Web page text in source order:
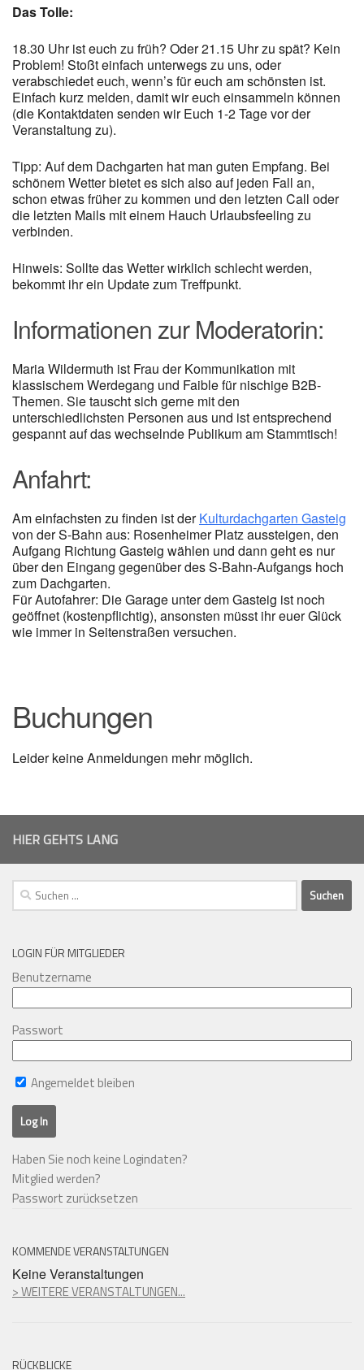
Das Tolle:
18.30 Uhr ist euch zu früh? Oder 21.15 Uhr zu spät? Kein
Problem! Stoßt einfach unterwegs zu uns, oder
verabschiedet euch, wenn’s für euch am schönsten ist.
Einfach kurz melden, damit wir euch einsammeln können
(die Kontaktdaten senden wir Euch 1-2 Tage vor der
Veranstaltung zu).
Tipp: Auf dem Dachgarten hat man guten Empfang. Bei
schönem Wetter bietet es sich also auf jeden Fall an,
schon etwas früher zu kommen und den letzten Call oder
die letzten Mails mit einem Hauch Urlaubsfeeling zu
verbinden.
Hinweis: Sollte das Wetter wirklich schlecht werden,
bekommt ihr ein Update zum Treffpunkt.
Informationen zur Moderatorin:
Maria Wildermuth ist Frau der Kommunikation mit
klassischem Werdegang und Faible für nischige B2B-
Themen. Sie tauscht sich gerne mit den
unterschiedlichsten Personen aus und ist entsprechend
gespannt auf das wechselnde Publikum am Stammtisch!
Anfahrt:
Am einfachsten zu finden ist derKulturdachgarten Gasteig
von der S-Bahn aus: Rosenheimer Platz aussteigen, den
Aufgang Richtung Gasteig wählen und dann geht es nur
über den Eingang gegenüber des S-Bahn-Aufgangs hoch
zum Dachgarten.
Für Autofahrer: Die Garage unter dem Gasteig ist noch
geöffnet (kostenpflichtig), ansonsten müsst ihr euer Glück
wie immer in Seitenstraßen versuchen.
Buchungen
Leider keine Anmeldungen mehr möglich.
HIER GEHTS LANG
Suchen
nach:
LOGIN FÜR MITGLIEDER
Benutzername
Passwort
Angemeldet bleiben
Haben Sie noch keine Logindaten?
Mitglied werden?
Passwort zurücksetzen
KOMMENDE VERANSTALTUNGEN
Keine Veranstaltungen
> WEITERE VERANSTALTUNGEN...
RÜCKBLICKE